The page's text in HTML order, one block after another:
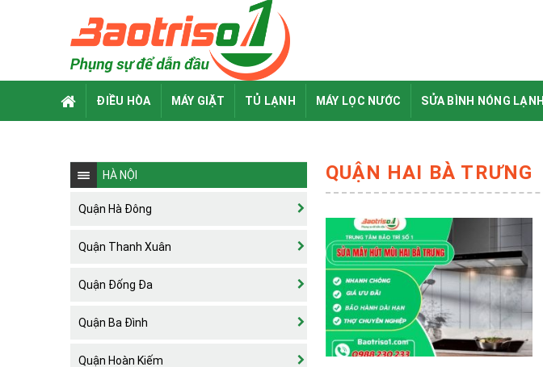
ĐIỀU HÒA MÁY GIẶT TỦ LẠNH MÁY LỌC NƯỚC SỬA BÌNH NÓNG LẠNH
HÀ NỘI
Quận Hà Đông
Quận Thanh Xuân
Quận Đống Đa
Quận Ba Đình
Quận Hoàn Kiếm
QUẬN HAI BÀ TRƯNG